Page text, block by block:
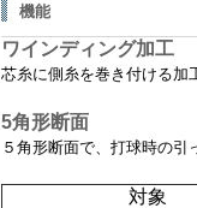
機能
ワインディング加工
芯糸に側糸を巻き付ける加
5角形断面
５角形断面で、打球時の引
対象